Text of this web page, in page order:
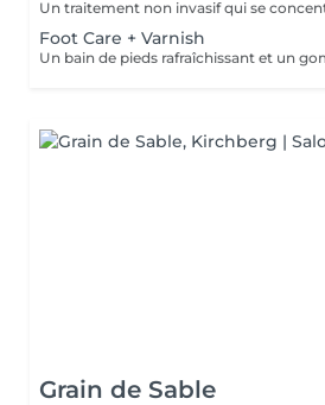
Foot Care + Varnish
Grain de Sable